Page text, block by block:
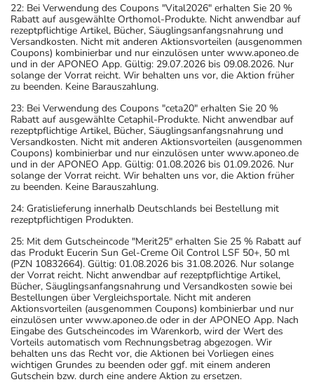
teilnehmen oder Maschinen (auch im Haushalt) bedienen,
mit denen Sie sich verletzen können.
- Dieses Arzneimittel enthält Stoffe, die unter
Umständen als Dopingstoffe eingeordnet werden
können. Fragen Sie dazu Ihren Arzt oder Apotheker.
- Vorsicht bei Allergie gegen Nifedipin, Amlodipin und
ähnliche Stoffe!
- Vorsicht bei Allergie gegen Sartane!
- Vorsicht bei Allergie gegen Sulfonamide!
- Vorsicht bei Allergie gegen Propylenglykol und ähnliche
Stoffe!
- Vorsicht bei Allergie gegen Polyethylenglykol(PEG)-
haltige Stoffe!
- Es kann Arzneimittel geben, mit denen
Wechselwirkungen auftreten. Sie sollten deswegen
generell vor der Behandlung mit einem neuen
Arzneimittel jedes andere, das Sie bereits anwenden,
dem Arzt oder Apotheker angeben. Das gilt auch für
Arzneimittel, die Sie selbst kaufen, nur gelegentlich
anwenden oder deren Anwendung schon einige Zeit
zurückliegt.
- Auf Grapefruit sowie Grapefruit-Zubereitungen soll
während der Behandlung mit dem Medikament
22: Bei Verwendung des Coupons "Vital2026" erhalten Sie 20 %
Rabatt auf ausgewählte Orthomol-Produkte. Nicht anwendbar auf
rezeptpflichtige Artikel, Bücher, Säuglingsanfangsnahrung und
Versandkosten. Nicht mit anderen Aktionsvorteilen (ausgenommen
Coupons) kombinierbar und nur einzulösen unter www.aponeo.de
und in der APONEO App. Gültig: 29.07.2026 bis 09.08.2026. Nur
solange der Vorrat reicht. Wir behalten uns vor, die Aktion früher
zu beenden. Keine Barauszahlung.
23: Bei Verwendung des Coupons "ceta20" erhalten Sie 20 %
Rabatt auf ausgewählte Cetaphil-Produkte. Nicht anwendbar auf
rezeptpflichtige Artikel, Bücher, Säuglingsanfangsnahrung und
Versandkosten. Nicht mit anderen Aktionsvorteilen (ausgenommen
Coupons) kombinierbar und nur einzulösen unter www.aponeo.de
und in der APONEO App. Gültig: 01.08.2026 bis 01.09.2026. Nur
solange der Vorrat reicht. Wir behalten uns vor, die Aktion früher
zu beenden. Keine Barauszahlung.
24: Gratislieferung innerhalb Deutschlands bei Bestellung mit
rezeptpflichtigen Produkten.
25: Mit dem Gutscheincode "Merit25" erhalten Sie 25 % Rabatt auf
das Produkt Eucerin Sun Gel-Creme Oil Control LSF 50+, 50 ml
(PZN 10832664). Gültig: 01.08.2026 bis 31.08.2026. Nur solange
der Vorrat reicht. Nicht anwendbar auf rezeptpflichtige Artikel,
Bücher, Säuglingsanfangsnahrung und Versandkosten sowie bei
Bestellungen über Vergleichsportale. Nicht mit anderen
Aktionsvorteilen (ausgenommen Coupons) kombinierbar und nur
einzulösen unter www.aponeo.de oder in der APONEO App. Nach
Eingabe des Gutscheincodes im Warenkorb, wird der Wert des
Vorteils automatisch vom Rechnungsbetrag abgezogen. Wir
behalten uns das Recht vor, die Aktionen bei Vorliegen eines
wichtigen Grundes zu beenden oder ggf. mit einem anderen
Gutschein bzw. durch eine andere Aktion zu ersetzen.